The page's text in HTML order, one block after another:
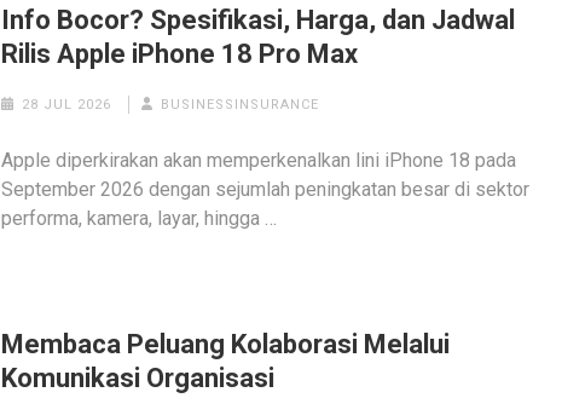
Info Bocor? Spesifikasi, Harga, dan Jadwal
Rilis Apple iPhone 18 Pro Max
28 JUL 2026 BUSINESSINSURANCE
Apple diperkirakan akan memperkenalkan lini iPhone 18 pada
September 2026 dengan sejumlah peningkatan besar di sektor
performa, kamera, layar, hingga …
Membaca Peluang Kolaborasi Melalui
Komunikasi Organisasi